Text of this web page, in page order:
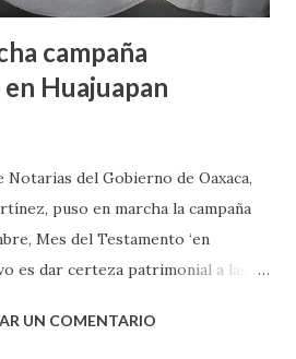
campaña
Huajuapan
del Gobierno de Oaxaca,
puso en marcha la campaña
Mes del Testamento ‘en
es dar certeza patrimonial a las
campaña se puso en marcha a
UN COMENTARIO